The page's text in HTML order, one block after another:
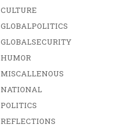
CULTURE
GLOBALPOLITICS
GLOBALSECURITY
HUMOR
MISCALLENOUS
NATIONAL
POLITICS
REFLECTIONS